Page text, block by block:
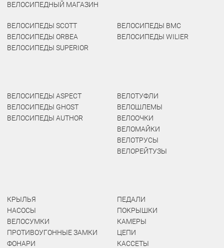
ВЕЛОСИПЕДНЫЙ МАГАЗИН
ВЕЛОСИПЕДЫ SCOTT
ВЕЛОСИПЕДЫ ORBEA
ВЕЛОСИПЕДЫ SUPERIOR
ВЕЛОСИПЕДЫ BMC
ВЕЛОСИПЕДЫ WILIER
ВЕЛОСИПЕДЫ ASPECT
ВЕЛОСИПЕДЫ GHOST
ВЕЛОСИПЕДЫ AUTHOR
ВЕЛОТУФЛИ
ВЕЛОШЛЕМЫ
ВЕЛООЧКИ
ВЕЛОМАЙКИ
ВЕЛОТРУСЫ
ВЕЛОРЕЙТУЗЫ
КРЫЛЬЯ
НАСОСЫ
ВЕЛОСУМКИ
ПРОТИВОУГОННЫЕ ЗАМКИ
ФОНАРИ
ПЕДАЛИ
ПОКРЫШКИ
КАМЕРЫ
ЦЕПИ
КАССЕТЫ